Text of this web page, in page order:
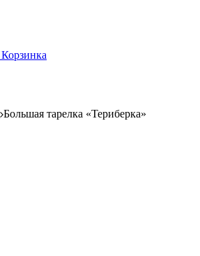
Корзинка
Большая тарелка «Териберка»